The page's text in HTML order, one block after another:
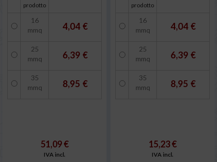
prodotto
16
mmq
4,04 €
25
mmq
6,39 €
35
mmq
8,95 €
51,09 €
IVA incl.
prodotto
16
mmq
4,04 €
25
mmq
6,39 €
35
mmq
8,95 €
15,23 €
IVA incl.